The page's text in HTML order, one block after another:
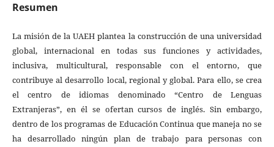
Resumen
La misión de la UAEH plantea la construcción de una universidad
global, internacional en todas sus funciones y actividades,
inclusiva, multicultural, responsable con el entorno, que
contribuye al desarrollo local, regional y global. Para ello, se crea
el centro de idiomas denominado “Centro de Lenguas
Extranjeras”, en él se ofertan cursos de inglés. Sin embargo,
dentro de los programas de Educación Continua que maneja no se
ha desarrollado ningún plan de trabajo para personas con